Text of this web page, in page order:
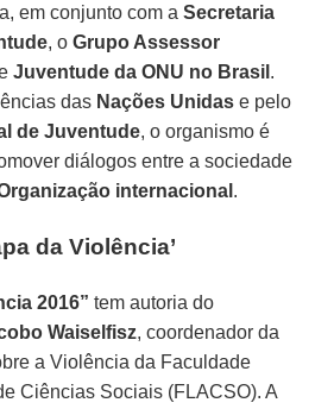
em conjunto com aSecretaria
, oGrupo Assessor
Juventude da ONU no Brasil .
das Nações Unidas e pelo
de Juventude, o organismo é
diálogos entre a sociedade
internacional .
da Violência’
2016” tem autoria do
Waiselfisz, coordenador da
a Violência da Faculdade
Ciências Sociais (FLACSO). A